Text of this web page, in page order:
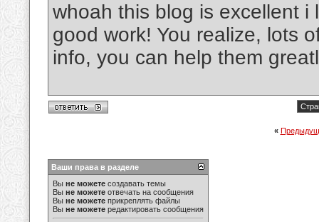
whoah this blog is excellent
good work! You realize, lots
info, you can help them
«
Ваши права в разделе
Вы не можете создавать темы
Вы не можете отвечать на сообщения
Вы не можете прикреплять файлы
Вы не можете редактировать сообщения